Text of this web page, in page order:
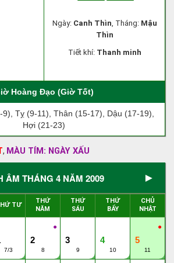
Ngày: Canh Thìn, Tháng: Mậu
Thìn
Tiết khí: Thanh minh
Hoàng Đạo (Giờ Tốt)
Tỵ (9-11), Thân (15-17), Dậu (17-19),
Hợi (21-23)
, MÀU TÍM: NGÀY XẤU
ÂM THÁNG 4 NĂM 2009 ►
TƯ
THỨ
NĂM
THỨ
SÁU
THỨ
BẨY
CHỦ
NHẬT
7/3
●
2
8
3
9
4
10
●
5
11